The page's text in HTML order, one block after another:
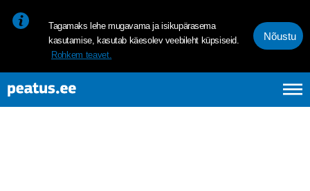
Tagamaks lehe mugavama ja isikupärasema
kasutamise, kasutab käesolev veebileht küpsiseid.
Rohkem teavet.
Nõustu